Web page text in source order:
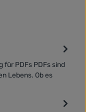
für PDFs PDFs sind
Lebens. Ob es